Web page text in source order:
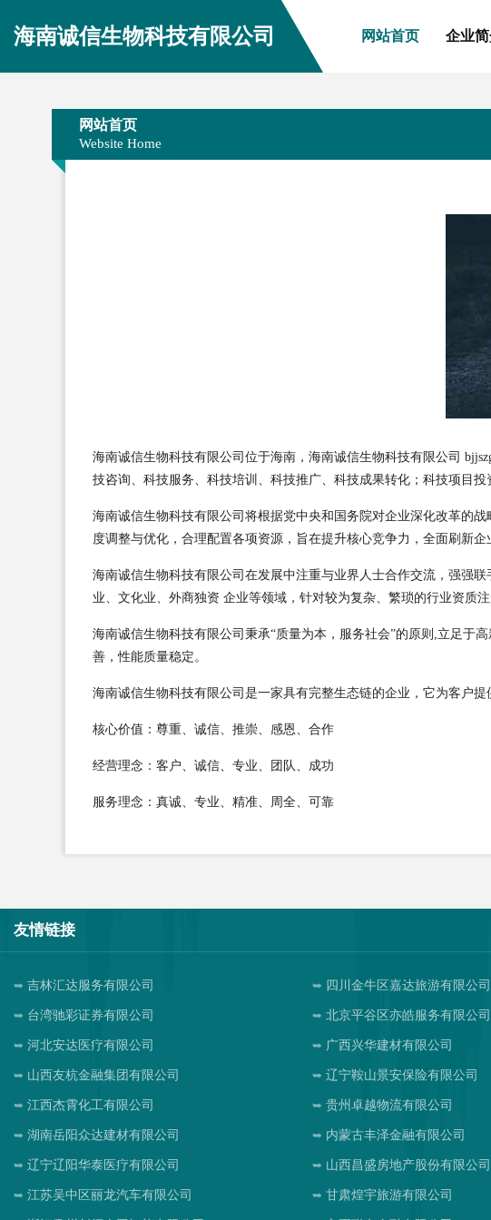
海南诚信生物科技有限公司 网站首页 企业
网站首页
Website Home
海南诚信生物科技有限公司位于海南，海南诚信生物科技有限公司
技咨询、科技服务、科技培训、科技推广、科技成果转化；科技项目
海南诚信生物科技有限公司将根据党中央和国务院对企业深化改革的
度调整与优化，合理配置各项资源，旨在提升核心竞争力，全面刷新
海南诚信生物科技有限公司在发展中注重与业界人士合作交流，强强
业、文化业、外商独资 企业等领域，针对较为复杂、繁琐的行业资质
海南诚信生物科技有限公司秉承“质量为本，服务社会”的原则,立足于
善，性能质量稳定。
海南诚信生物科技有限公司是一家具有完整生态链的企业，它为客户
核心价值：尊重、诚信、推崇、感恩、合作
经营理念：客户、诚信、专业、团队、成功
服务理念：真诚、专业、精准、周全、可靠
友情链接
吉林汇达服务有限公司 四川金牛区嘉达旅游有限公司
台湾驰彩证券有限公司 北京平谷区亦皓服务有限公司
河北安达医疗有限公司 广西兴华建材有限公司
山西友杭金融集团有限公司 辽宁鞍山景安保险有限公司
江西杰霄化工有限公司 贵州卓越物流有限公司
湖南岳阳众达建材有限公司 内蒙古丰泽金融有限公司
辽宁辽阳华泰医疗有限公司 山西昌盛房地产股份有限公司
江苏吴中区丽龙汽车有限公司 甘肃煌宇旅游有限公司